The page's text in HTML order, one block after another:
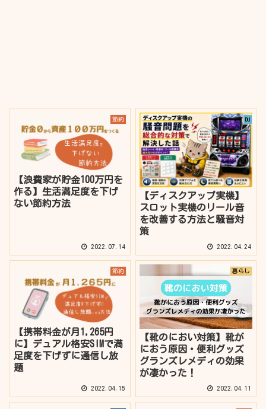
節約
【浪費家が貯金100万円を
作る】生活満足度を下げ
ない節約方法
2022.07.14
DU
【ディスクアップ実機】
スロット実機のリール音
を改善する方法と騒音対
策
2022.04.24
節約
【携帯料金が月1,265円
に】デュアル格安SIMで満
足度を下げずに通信し放
題
2022.04.15
暮らし
【靴のにおい対策】靴が
におう原因・便利グッズ
グランズレメディの効果
が凄かった！
2022.04.11